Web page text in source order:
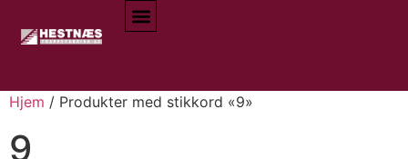
Hjem / Produkter med stikkord «9»
9